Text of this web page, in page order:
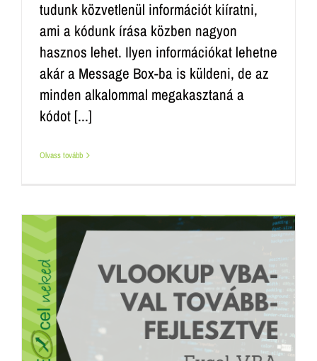
tudunk közvetlenül információt kiíratni,
ami a kódunk írása közben nagyon
hasznos lehet. Ilyen információkat lehetne
akár a Message Box-ba is küldeni, de az
minden alkalommal megakasztaná a
kódot [...]
Olvass tovább